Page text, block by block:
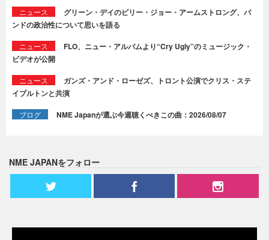
ニュース
グリーン・デイのビリー・ジョー・アームストロング、バ
ンドの政治性について思いを語る
ニュース
FLO、ニュー・アルバムより“Cry Ugly”のミュージック・
ビデオが公開
ニュース
ガンズ・アンド・ローゼズ、トロント公演でクリス・ステ
イプルトンと共演
ブログ NME Japanが選ぶ今週聴くべきこの曲：2026/08/07
NME JAPANをフォロー